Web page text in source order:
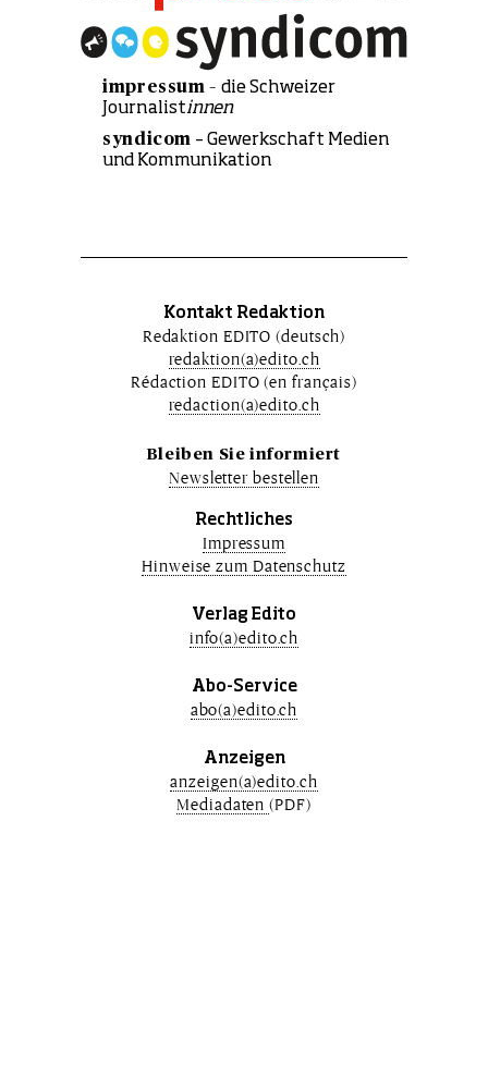
impressum – die Schweizer
Journalistinnen
syndicom – Gewerkschaft Medien
und Kommunikation
Kontakt Redaktion
Redaktion EDITO (deutsch)
redaktion(a)edito.ch
Rédaction EDITO (en français)
redaction(a)edito.ch
Bleiben Sie informiert
Newsletter bestellen
Rechtliches
Impressum
Hinweise zum Datenschutz
Verlag Edito
info(a)edito.ch
Abo-Service
abo(a)edito.ch
Anzeigen
anzeigen(a)edito.ch
Mediadaten(PDF)